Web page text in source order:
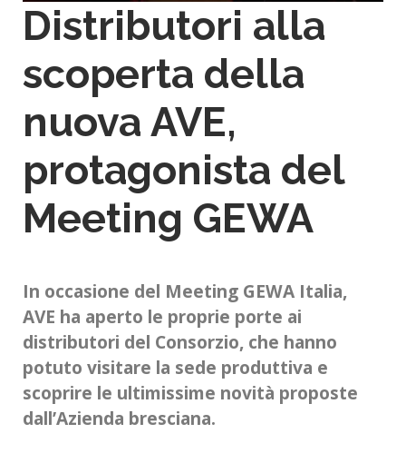
Distributori alla
scoperta della
nuova AVE,
protagonista del
Meeting GEWA
In occasione del Meeting GEWA Italia,
AVE ha aperto le proprie porte ai
distributori del Consorzio, che hanno
potuto visitare la sede produttiva e
scoprire le ultimissime novità proposte
dall’Azienda bresciana.